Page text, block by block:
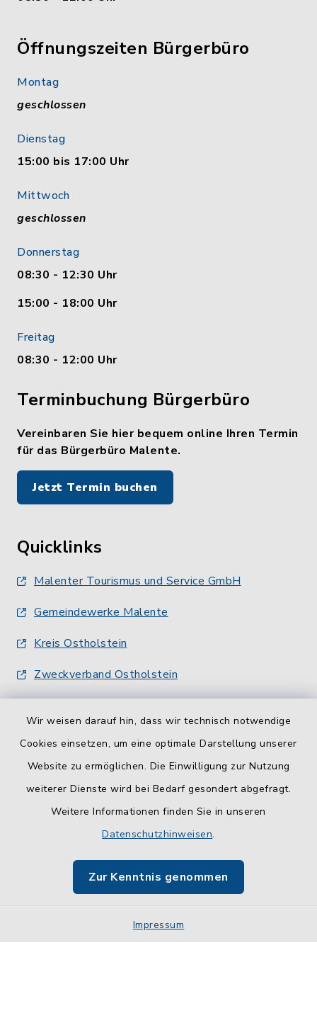
Wir weisen darauf hin, dass wir technisch notwendige
Cookies einsetzen, um eine optimale Darstellung unserer
Website zu ermöglichen. Die Einwilligung zur Nutzung
weiterer Dienste wird bei Bedarf gesondert abgefragt.
Weitere Informationen finden Sie in unseren
Datenschutzhinweisen.
Zur Kenntnis genommen
Impressum
Öffnungszeiten Bürgerbüro
Montag
geschlossen
Dienstag
15:00 bis 17:00 Uhr
Mittwoch
geschlossen
Donnerstag
08:30 - 12:30 Uhr
15:00 - 18:00 Uhr
Freitag
08:30 - 12:00 Uhr
Terminbuchung Bürgerbüro
Vereinbaren Sie hier bequem online Ihren Termin
für das Bürgerbüro Malente.
Jetzt Termin buchen
Quicklinks
Malenter Tourismus und Service GmbH
Gemeindewerke Malente
Kreis Ostholstein
Zweckverband Ostholstein
Barrierefreiheit
Impressum
Sitemap